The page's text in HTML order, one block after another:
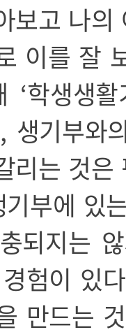
보고 나
이를 잘
‘학생생
, 생기부와
리는 것
부에 있
되지는
험이 있
만드는